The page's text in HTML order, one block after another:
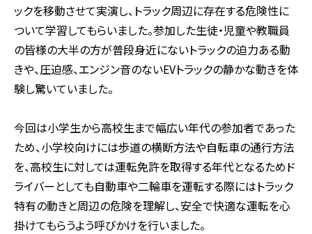
ックを移動させて実演し、トラック周辺に存在する危険性に
ついて学習してもらいました。参加した生徒・児童や教職員
の皆様の大半の方が普段身近にないトラックの迫力ある動
きや、圧迫感、エンジン音のないEVトラックの静かな動きを体
験し驚いていました。
今回は小学生から高校生まで幅広い年代の参加者であった
ため、小学校向けには歩道の横断方法や自転車の通行方法
を、高校生に対しては運転免許を取得する年代となるためド
ライバーとしても自動車や二輪車を運転する際にはトラック
特有の動きと周辺の危険を理解し、安全で快適な運転を心
掛けてもらうよう呼びかけを行いました。